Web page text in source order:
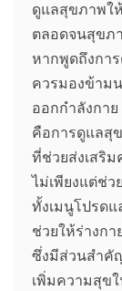
ดูแลสุขภาพใ
ตลอดจนสุขภ
หากพูดถึงกา
ควรมองข้าม
ออกกำลังกา
คือการดูแลสุ
ที่ช่วยส่งเสริ
ไม่เพียงแต่ช่
ทั้งเมนูโปรด
ช่วยให้ร่างก
ซึ่งมีส่วนสำคั
เพิ่มความสุข